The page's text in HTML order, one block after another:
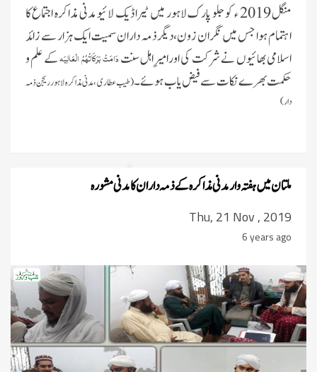
منگل 2019 ء کو
جلو پارک لاہور میں ٹیراڈیک لائیو مدنی مذاکرہ اجتماع کا
اہتمام ہوا جس میں نگران زون،دیگر ذمہ داران سمیت ایک ہزار سے زائد
اسلامی بھائیوں نے شرکت کی اورامیرِاہل سنتدَامَتْ بَرَکَاتُہُمُ الْعَالِیَہکے علم و
حکمت بھرے نکات سے فیض یاب ہوئے۔(طیب عطاری ، مدنی مذاکرہ لاہور ریجن ذمہ
دار)
ملتان میں ہفتہ وار مدنی مذاکرہ کے ذمہ داران کا مدنی مشورہ
Thu, 21 Nov , 2019
6 years ago